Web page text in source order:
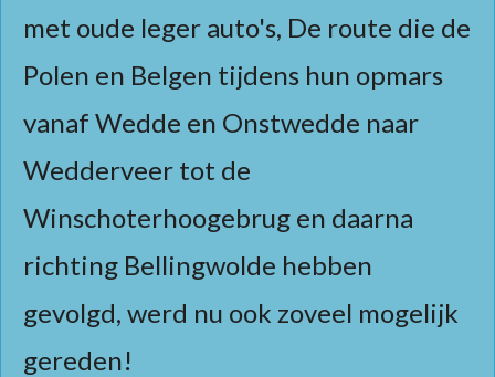
met oude leger auto's, De route die de
Polen en Belgen tijdens hun opmars
vanaf Wedde en Onstwedde naar
Wedderveer tot de
Winschoterhoogebrug en daarna
richting Bellingwolde hebben
gevolgd, werd nu ook zoveel mogelijk
gereden!